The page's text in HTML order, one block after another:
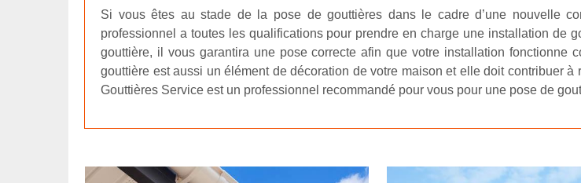
Si vous êtes au stade de la pose de gouttières dans le cadre d’une nouvelle
professionnel a toutes les qualifications pour prendre en charge une installation de
gouttière, il vous garantira une pose correcte afin que votre installation fonctionne
gouttière est aussi un élément de décoration de votre maison et elle doit contribuer
Gouttières Service est un professionnel recommandé pour vous pour une pose de